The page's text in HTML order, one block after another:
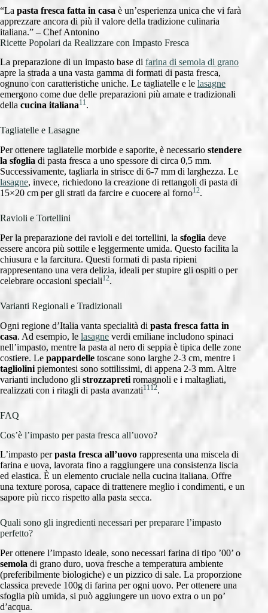
“La pasta fresca fatta in casa è un’esperienza unica che vi farà
apprezzare ancora di più il valore della tradizione culinaria
italiana.” – Chef Antonino
Ricette Popolari da Realizzare con Impasto Fresca
La preparazione di un impasto base di farina di semola di grano
apre la strada a una vasta gamma di formati di pasta fresca,
ognuno con caratteristiche uniche. Le tagliatelle e le lasagne
emergono come due delle preparazioni più amate e tradizionali
della cucina italiana11.
Tagliatelle e Lasagne
Per ottenere tagliatelle morbide e saporite, è necessario stendere
la sfoglia di pasta fresca a uno spessore di circa 0,5 mm.
Successivamente, tagliarla in strisce di 6-7 mm di larghezza. Le
lasagne, invece, richiedono la creazione di rettangoli di pasta di
15×20 cm per gli strati da farcire e cuocere al forno12.
Ravioli e Tortellini
Per la preparazione dei ravioli e dei tortellini, la sfoglia deve
essere ancora più sottile e leggermente umida. Questo facilita la
chiusura e la farcitura. Questi formati di pasta ripieni
rappresentano una vera delizia, ideali per stupire gli ospiti o per
celebrare occasioni speciali12.
Varianti Regionali e Tradizionali
Ogni regione d’Italia vanta specialità di pasta fresca fatta in
casa. Ad esempio, le lasagne verdi emiliane includono spinaci
nell’impasto, mentre la pasta al nero di seppia è tipica delle zone
costiere. Le pappardelle toscane sono larghe 2-3 cm, mentre i
tagliolini piemontesi sono sottilissimi, di appena 2-3 mm. Altre
varianti includono gli strozzapreti romagnoli e i maltagliati,
realizzati con i ritagli di pasta avanzati11 12.
FAQ
Cos’è l’impasto per pasta fresca all’uovo?
L’impasto perpasta fresca all’uovo rappresenta una miscela di
farina e uova, lavorata fino a raggiungere una consistenza liscia
ed elastica. È un elemento cruciale nella cucina italiana. Offre
una texture porosa, capace di trattenere meglio i condimenti, e un
sapore più ricco rispetto alla pasta secca.
Quali sono gli ingredienti necessari per preparare l’impasto
perfetto?
Per ottenere l’impasto ideale, sono necessari farina di tipo ’00’ o
semola di grano duro, uova fresche a temperatura ambiente
(preferibilmente biologiche) e un pizzico di sale. La proporzione
classica prevede 100g di farina per ogni uovo. Per ottenere una
sfoglia più umida, si può aggiungere un uovo extra o un po’
d’acqua.